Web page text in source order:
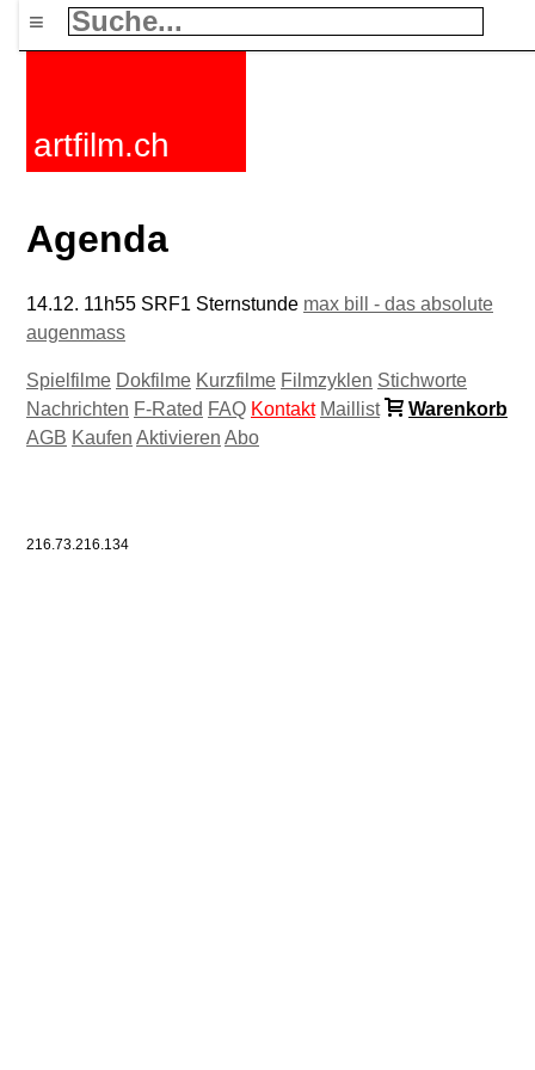
≡
artfilm.ch
Agenda
14.12. 11h55 SRF1 Sternstunde max bill - das absolute
augenmass
Spielfilme Dokfilme Kurzfilme Filmzyklen Stichworte
Nachrichten F-Rated FAQ Kontakt Maillist
Warenkorb
AGB Kaufen Aktivieren Abo
216.73.216.134